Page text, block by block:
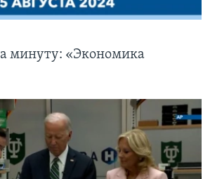
минуту: «Экономика